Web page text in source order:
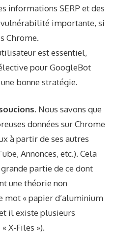
informations SERP et des
importante, si
Chrome.
est essentiel,
pour GoogleBot
bonne stratégie.
Nous savons que
données sur Chrome
à partir de ses autres
Annonces, etc.). Cela
partie de ce dont
une théorie non
mot « papier d’aluminium
il existe plusieurs
X-Files »).